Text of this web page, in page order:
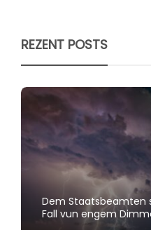
REZENT POSTS
Dem Staatsbeamten
Fall vun engem